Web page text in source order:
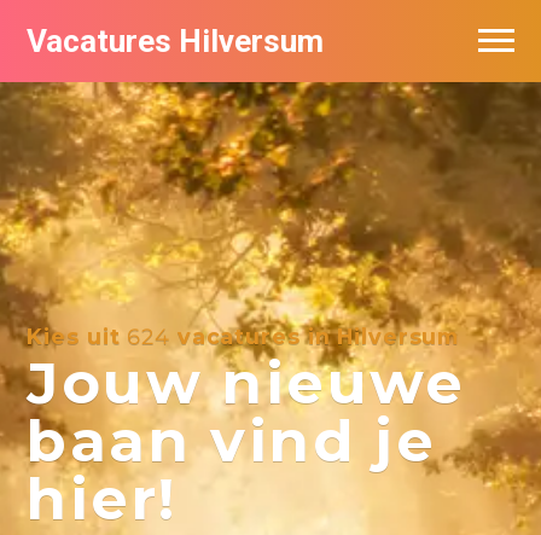
Vacatures Hilversum
Kies uit 624 vacatures in Hilversum
Jouw nieuwe
baan vind je
hier!
Vacatures per bedrijf in Hilversum
De populairste vacatures in Hilversum